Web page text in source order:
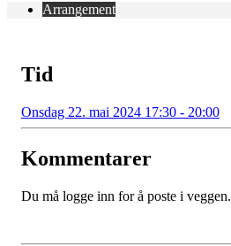
Arrangement
Tid
Onsdag 22. mai 2024 17:30 - 20:00
Kommentarer
Du må logge inn for å poste i veggen.